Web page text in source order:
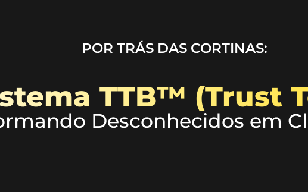
POR TRÁS DAS CORTINAS:
TTB™ (Trust
Desconhecidos em